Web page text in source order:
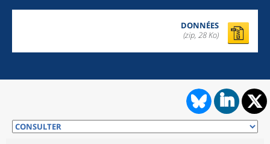
DONNÉES
(zip, 28 Ko)